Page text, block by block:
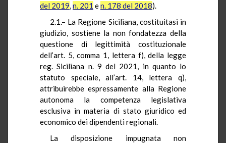
del 2019,n. 201 en. 178 del 2018).
2.1.– La Regione Siciliana, costituitasi in
giudizio, sostiene la non fondatezza della
questione di legittimità costituzionale
dell’art. 5, comma 1, lettera f), della legge
reg. Siciliana n. 9 del 2021, in quanto lo
statuto speciale, all’art. 14, lettera q),
attribuirebbe espressamente alla Regione
autonoma la competenza legislativa
esclusiva in materia di stato giuridico ed
economico dei dipendenti regionali.
La disposizione impugnata non